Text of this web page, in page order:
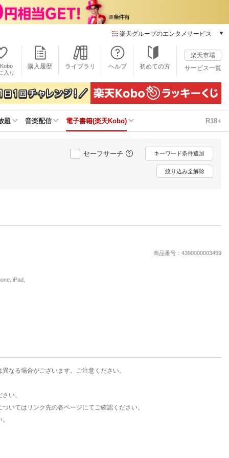
楽天グループのエンタメサービス
本/ゲーム/CD/DVD
楽天ブックス
電子書籍
楽天Kobo
雑誌読み放題
楽天ミュージック
動画配信
楽天TV
動画配信ガイド
推し楽
入り
購入履歴 ライブラリ ヘルプ 初めての方
楽天市場
サービス一覧
題 音楽配信 電子書籍(楽天Kobo) R18+
セーフサーチ キーワード条件追加
絞り込み全解除
商品番号：4390000003459
iPad,
なる場合がございます。ご注意ください。
い。
いてはリンク先の各ページにてご確認ください。